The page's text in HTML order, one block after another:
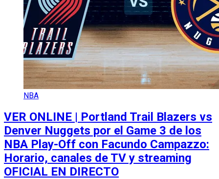
NBA
VER ONLINE | Portland Trail Blazers vs
Denver Nuggets por el Game 3 de los
NBA Play-Off con Facundo Campazzo:
Horario, canales de TV y streaming
OFICIAL EN DIRECTO